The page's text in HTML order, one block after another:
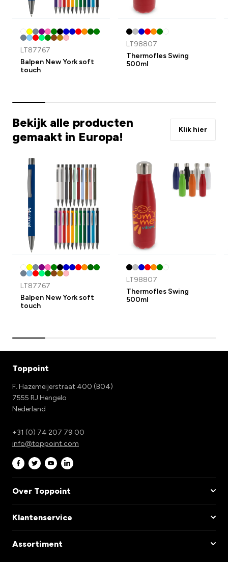
LT87767
Balpen New York soft
touch
LT98807
Thermofles Swing
500ml
Bekijk alle producten
gemaakt in Europa!
Klik hier
LT87767
Balpen New York soft
touch
LT98807
Thermofles Swing
500ml
Toppoint
F. Hazemeijerstraat 400 (B04)
7555 RJ Hengelo
Nederland
+31 (0) 74 207 79 00
info@toppoint.com
Over Toppoint
Klantenservice
Assortiment